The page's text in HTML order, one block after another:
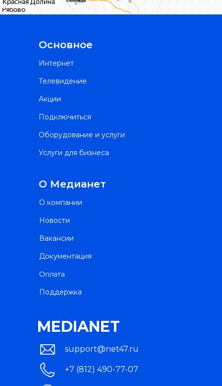
support@net47.ru
+7 (812) 490-77-07
MEDIANET
Поддержка
Оплата
Документация
Вакансии
Новости
О компании
О Медианет
Услуги для бизнеса
Оборудование и услуги
Подключиться
Акции
Телевидение
Интернет
Основное